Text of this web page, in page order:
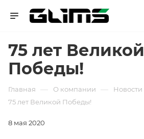
75 лет Великой
Победы!
Главная — О компании — Новости
75 лет Великой Победы!
8 мая 2020